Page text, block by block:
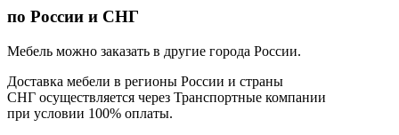
по России и СНГ
Мебель можно заказать в другие города России.
Доставка мебели в регионы России и страны
СНГ осуществляется через Транспортные компании
при условии 100% оплаты.